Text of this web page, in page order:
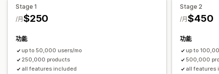
顏色和字型
多國語言 行動裝置回應式設計
行動裝置回應式設計
篩選條件顯示方式
篩選條件使用情形 即時分析
Stage 1
$250
/月
功能
up to 50,000 users/mo
250,000 products
all features included
Stage 2
$450
/月
功能
up to
500,000
all features